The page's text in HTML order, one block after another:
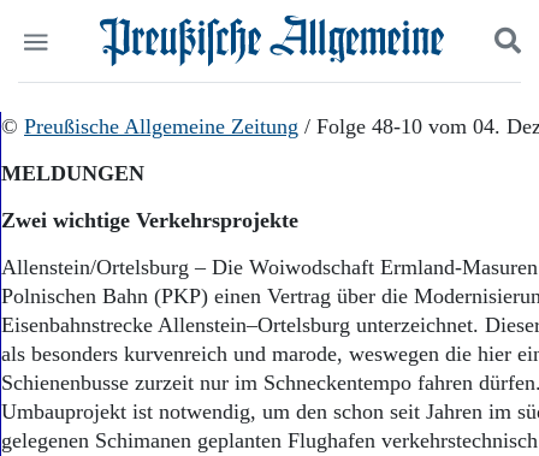
Politik
Gesellschaft
Leben
Geschichte
Ostpreußen
Pommern
Berlin-Brandenburg
Schlesien
Danzig und Westpreußen
Bücher
Suchen und finden
© Preußische Allgemeine Zeitung / Folge 48-10 vom 04.
MELDUNGEN
Zwei wichtige Verkehrsprojekte
Allenstein/Ortelsburg – Die Woiwodschaft Ermland-
Polnischen Bahn (PKP) einen Vertrag über die
Eisenbahnstrecke Allenstein–Ortelsburg unterzeichnet.
als besonders kurvenreich und marode, weswegen die hier
Schienenbusse zurzeit nur im Schneckentempo fahren
Umbauprojekt ist notwendig, um den schon seit Jahren im
gelegenen Schimanen geplanten Flughafen